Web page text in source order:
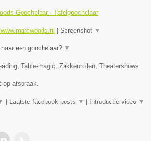
Goochelaar - Tafelgoochelaar
| Screenshot ▼
een goochelaar? ▼
Table-magic, Zakkenrollen, Theatershows
op afspraak.
| Laatste facebook posts ▼ | Introductie video ▼